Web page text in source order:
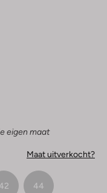
eigen maat
Maat uitverkocht?
42 44